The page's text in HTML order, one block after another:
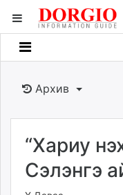
Мэдээллийн
Банк санхүү
Бизнес ААН
Төрийн
Нийслэлийн
Архив
“Хариу
Сэлэнгэ